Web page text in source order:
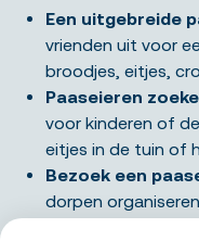
Een uitgebreide
vrienden uit voor
broodjes, eitjes,
Paaseieren
voor kinderen of
eitjes in de tuin of
Bezoek een
dorpen